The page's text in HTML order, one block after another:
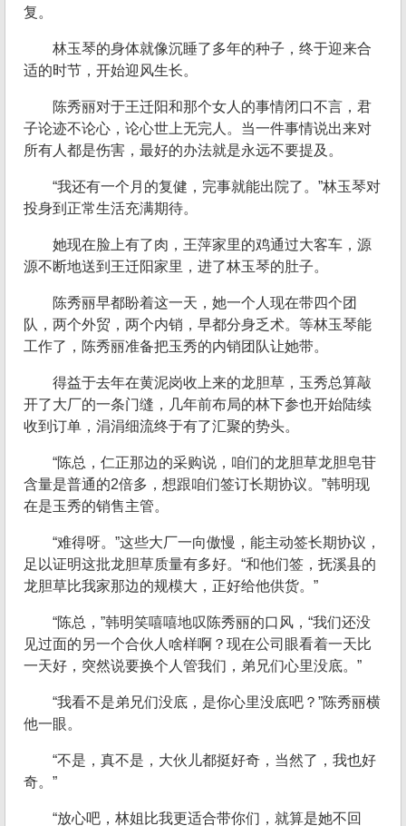
复。
林玉琴的身体就像沉睡了多年的种子，终于迎来合
适的时节，开始迎风生长。
陈秀丽对于王迁阳和那个女人的事情闭口不言，君
子论迹不论心，论心世上无完人。当一件事情说出来对
所有人都是伤害，最好的办法就是永远不要提及。
“我还有一个月的复健，完事就能出院了。”林玉琴对
投身到正常生活充满期待。
她现在脸上有了肉，王萍家里的鸡通过大客车，源
源不断地送到王迁阳家里，进了林玉琴的肚子。
陈秀丽早都盼着这一天，她一个人现在带四个团
队，两个外贸，两个内销，早都分身乏术。等林玉琴能
工作了，陈秀丽准备把玉秀的内销团队让她带。
得益于去年在黄泥岗收上来的龙胆草，玉秀总算敲
开了大厂的一条门缝，几年前布局的林下参也开始陆续
收到订单，涓涓细流终于有了汇聚的势头。
“陈总，仁正那边的采购说，咱们的龙胆草龙胆皂苷
含量是普通的2倍多，想跟咱们签订长期协议。”韩明现
在是玉秀的销售主管。
“难得呀。”这些大厂一向傲慢，能主动签长期协议，
足以证明这批龙胆草质量有多好。“和他们签，抚溪县的
龙胆草比我家那边的规模大，正好给他供货。”
“陈总，”韩明笑嘻嘻地叹陈秀丽的口风，“我们还没
见过面的另一个合伙人啥样啊？现在公司眼看着一天比
一天好，突然说要换个人管我们，弟兄们心里没底。”
“我看不是弟兄们没底，是你心里没底吧？”陈秀丽横
他一眼。
“不是，真不是，大伙儿都挺好奇，当然了，我也好
奇。”
“放心吧，林姐比我更适合带你们，就算是她不回